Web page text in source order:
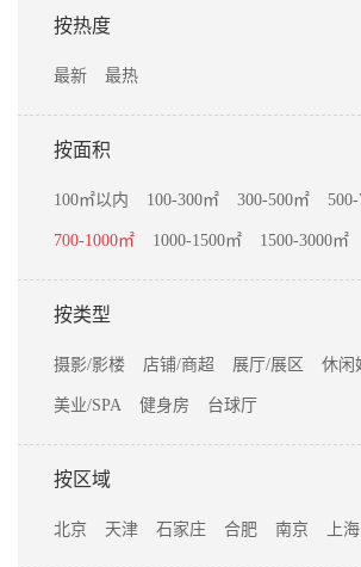
按热度
最新 最热
按面积
100㎡以内 100-300㎡ 300-500㎡
700-1000㎡ 1000-1500㎡ 1500-3000㎡
按类型
摄影/影楼 店铺/商超 展厅/展区 休闲
美业/SPA 健身房 台球厅
按区域
北京 天津 石家庄 合肥 南京 上海